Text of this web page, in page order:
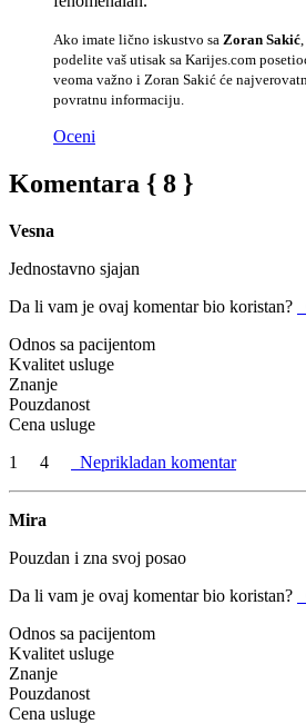
Ako imate lično iskustvo sa Zoran Sakić
podelite vaš utisak sa Karijes.com
veoma važno i Zoran Sakić će
povratnu informaciju.
Oceni
Komentara { 8 }
Vesna
Jednostavno sjajan
Da li vam je ovaj komentar bio koristan?
Odnos sa pacijentom
Kvalitet usluge
Znanje
Pouzdanost
Cena usluge
1
4 Neprikladan komentar
Mira
Pouzdan i zna svoj posao
Da li vam je ovaj komentar bio koristan?
Odnos sa pacijentom
Kvalitet usluge
Znanje
Pouzdanost
Cena usluge